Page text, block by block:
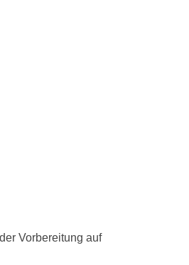
Vorbereitung auf